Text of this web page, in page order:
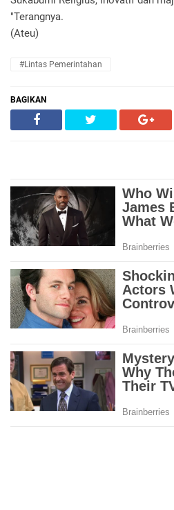
"Terangnya.
(Ateu)
#Lintas Pemerintahan
BAGIKAN